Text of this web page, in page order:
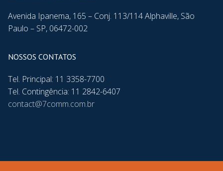
Avenida Ipanema, 165 – Conj. 113/114 Alphaville, São
Paulo – SP, 06472-002
NOSSOS CONTATOS
Tel. Principal: 11 3358-7700
Tel. Contingência: 11 2842-6407
contact@7comm.com.br